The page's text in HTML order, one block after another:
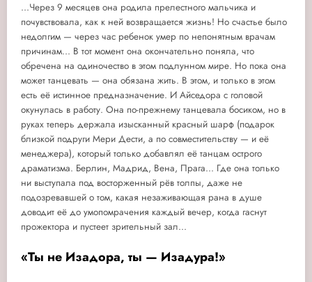
...Через 9 месяцев она родила прелестного мальчика и
почувствовала, как к ней возвращается жизнь! Но счастье было
недолгим — через час ребенок умер по непонятным врачам
причинам... В тот момент она окончательно поняла, что
обречена на одиночество в этом подлунном мире. Но пока она
может танцевать — она обязана жить. В этом, и только в этом
есть её истинное предназначение. И Айседора с головой
окунулась в работу. Она по-прежнему танцевала босиком, но в
руках теперь держала изысканный красный шарф (подарок
близкой подруги Мери Дести, а по совместительству — и её
менеджера), который только добавлял её танцам острого
драматизма. Берлин, Мадрид, Вена, Прага... Где она только
ни выступала под восторженный рёв толпы, даже не
подозревавшей о том, какая незаживающая рана в душе
доводит её до умопомрачения каждый вечер, когда гаснут
прожектора и пустеет зрительный зал...
«Ты не Изадора, ты — Изадура!»